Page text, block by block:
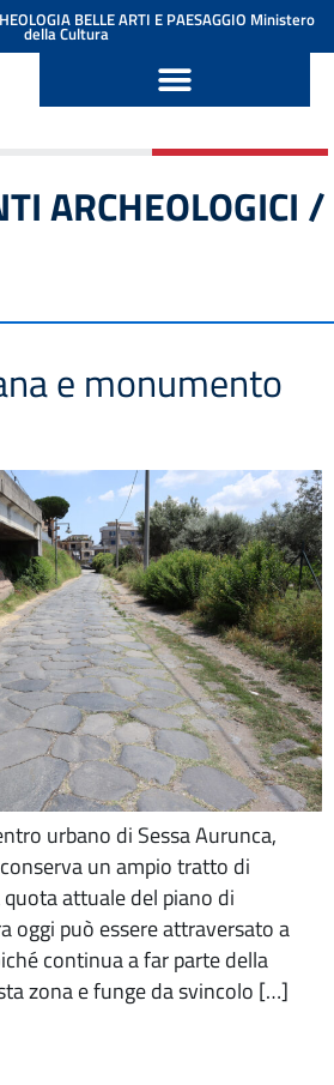
BELLE ARTI E PAESAGGIO Ministero
della Cultura
ARCHEOLOGICI /
e monumento
urbano di Sessa Aurunca,
un ampio tratto di
attuale del piano di
oggi può essere attraversato a
continua a far parte della
zona e funge da svincolo […]